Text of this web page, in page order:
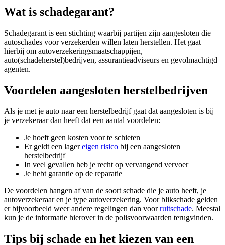
Wat is schadegarant?
Schadegarant is een stichting waarbij partijen zijn aangesloten die
autoschades voor verzekerden willen laten herstellen. Het gaat
hierbij om autoverzekeringsmaatschappijen,
auto(schadeherstel)bedrijven, assurantieadviseurs en gevolmachtigd
agenten.
Voordelen aangesloten herstelbedrijven
Als je met je auto naar een herstelbedrijf gaat dat aangesloten is bij
je verzekeraar dan heeft dat een aantal voordelen:
Je hoeft geen kosten voor te schieten
Er geldt een lagereigen risico bij een aangesloten
herstelbedrijf
In veel gevallen heb je recht op vervangend vervoer
Je hebt garantie op de reparatie
De voordelen hangen af van de soort schade die je auto heeft, je
autoverzekeraar en je type autoverzekering. Voor blikschade gelden
er bijvoorbeeld weer andere regelingen dan voorruitschade. Meestal
kun je de informatie hierover in de polisvoorwaarden terugvinden.
Tips bij schade en het kiezen van een